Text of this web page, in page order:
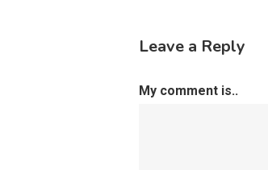
Leave a Reply
My comment is..